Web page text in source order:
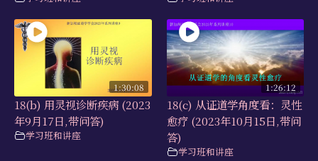
1:30:08
18(b) 用灵视诊断疾病 (2023
年9月17日,带问答)
学习班和讲座
1:26:12
18(c) 从证道学角度看：灵性
愈疗 (2023年10月15日,带问
答)
学习班和讲座